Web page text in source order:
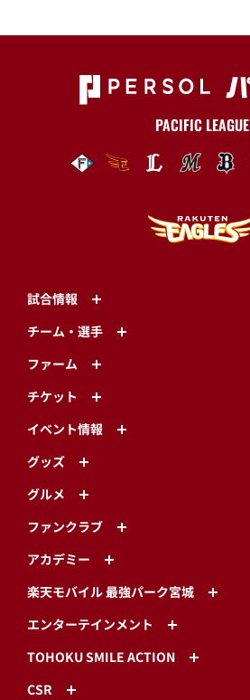
PACIFIC LEAGUE
試合情報
チーム・選手
ファーム
チケット
イベント情報
グッズ
グルメ
ファンクラブ
アカデミー
楽天モバイル 最強パーク宮城
エンターテインメント
TOHOKU SMILE ACTION
CSR